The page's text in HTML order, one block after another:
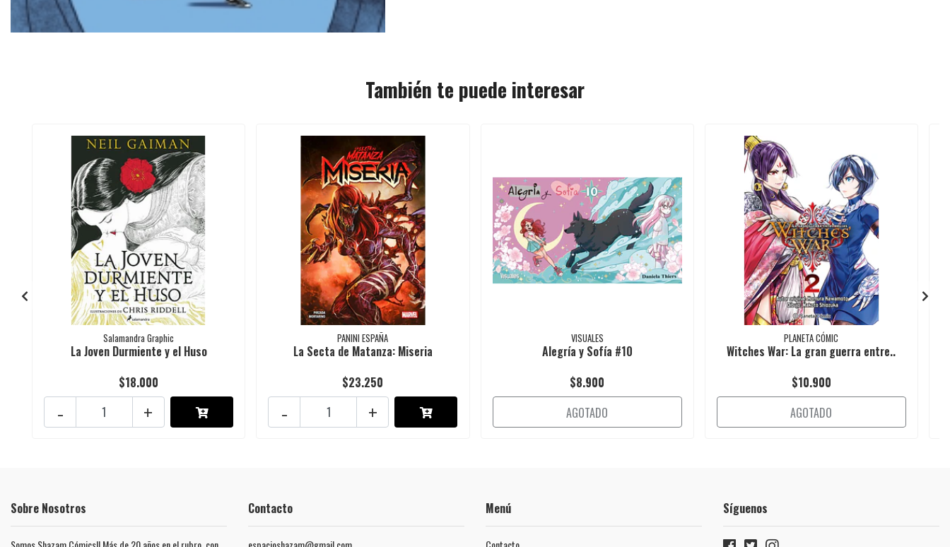
También te puede interesar
Salamandra Graphic
La Joven Durmiente y el Huso
$18.000
+
-
PANINI ESPAÑA
La Secta de Matanza: Miseria
$23.250
+
-
VISUALES
Alegría y Sofía #10
$8.900
AGOTADO
PLANETA CÓMIC
Witches War: La gran guerra entre..
$10.900
AGOTADO
Sobre Nosotros Contacto Menú Síguenos